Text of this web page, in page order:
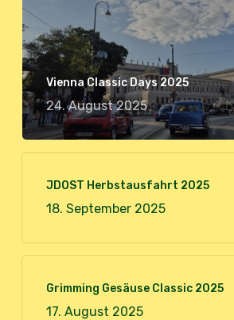
Vienna Classic Days 2025
24. August 2025
JDOST Herbstausfahrt 2025
18. September 2025
Grimming Gesäuse Classic 2025
17. August 2025